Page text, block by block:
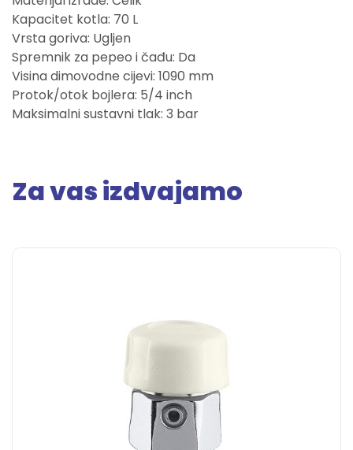
Kapacitet kotla: 70 L
Vrsta goriva: Ugljen
Spremnik za pepeo i čađu: Da
Visina dimovodne cijevi: 1090 mm
Protok/otok bojlera: 5/4 inch
Maksimalni sustavni tlak: 3 bar
Za vas izdvajamo